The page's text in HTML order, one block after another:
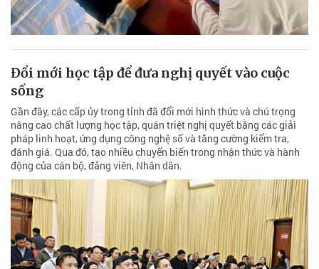
Đổi mới học tập để đưa nghị quyết vào cuộc
sống
Gần đây, các cấp ủy trong tỉnh đã đổi mới hình thức và chú trọng
nâng cao chất lượng học tập, quán triệt nghị quyết bằng các giải
pháp linh hoạt, ứng dụng công nghệ số và tăng cường kiểm tra,
đánh giá. Qua đó, tạo nhiều chuyển biến trong nhận thức và hành
động của cán bộ, đảng viên, Nhân dân.